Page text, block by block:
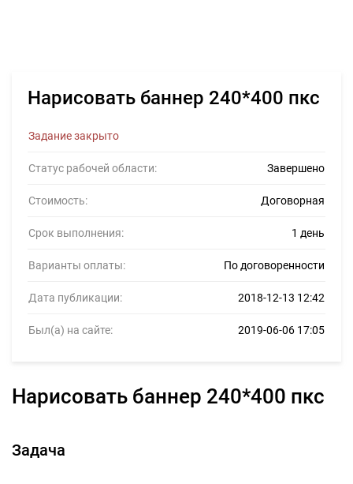
Нарисовать баннер 240*400 пкс
Задание закрыто
Статус рабочей области: Завершено
Стоимость: Договорная
Срок выполнения: 1 день
Варианты оплаты: По договоренности
Дата публикации: 2018-12-13 12:42
Был(а) на сайте: 2019-06-06 17:05
Нарисовать баннер 240*400 пкс
Задача